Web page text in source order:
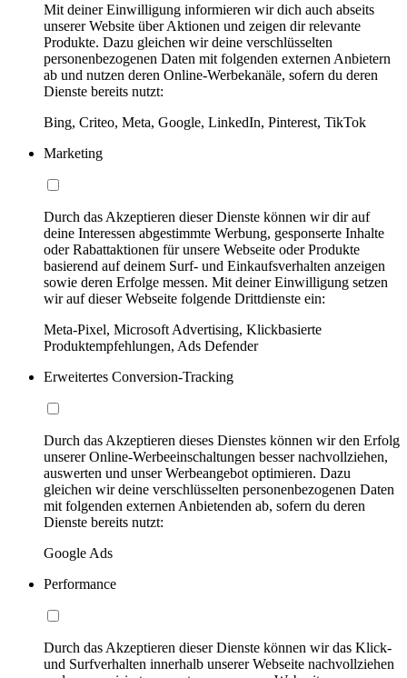
Mit deiner Einwilligung informieren wir dich auch abseits
unserer Website über Aktionen und zeigen dir relevante
Produkte. Dazu gleichen wir deine verschlüsselten
personenbezogenen Daten mit folgenden externen Anbietern
ab und nutzen deren Online-Werbekanäle, sofern du deren
Dienste bereits nutzt:
Bing, Criteo, Meta, Google, LinkedIn, Pinterest, TikTok
Marketing
Durch das Akzeptieren dieser Dienste können wir dir auf
deine Interessen abgestimmte Werbung, gesponserte Inhalte
oder Rabattaktionen für unsere Webseite oder Produkte
basierend auf deinem Surf- und Einkaufsverhalten anzeigen
sowie deren Erfolge messen. Mit deiner Einwilligung setzen
wir auf dieser Webseite folgende Drittdienste ein:
Meta-Pixel, Microsoft Advertising, Klickbasierte
Produktempfehlungen, Ads Defender
Erweitertes Conversion-Tracking
Durch das Akzeptieren dieses Dienstes können wir den Erfolg
unserer Online-Werbeeinschaltungen besser nachvollziehen,
auswerten und unser Werbeangebot optimieren. Dazu
gleichen wir deine verschlüsselten personenbezogenen Daten
mit folgenden externen Anbietenden ab, sofern du deren
Dienste bereits nutzt:
Google Ads
Performance
Durch das Akzeptieren dieser Dienste können wir das Klick-
und Surfverhalten innerhalb unserer Webseite nachvollziehen